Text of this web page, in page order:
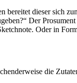
dieser sich
Der
Oder in
die